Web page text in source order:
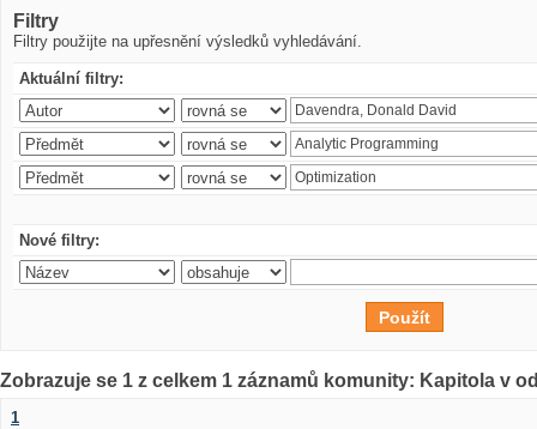
Filtry
Filtry použijte na upřesnění výsledků vyhledávání.
Aktuální filtry:
Nové filtry:
Zobrazuje se 1 z celkem 1 záznamů komunity: Kapitola v
1